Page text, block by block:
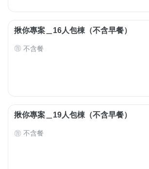
揪你專案＿16人包棟（不含早餐）
不含餐
揪你專案＿19人包棟（不含早餐）
不含餐